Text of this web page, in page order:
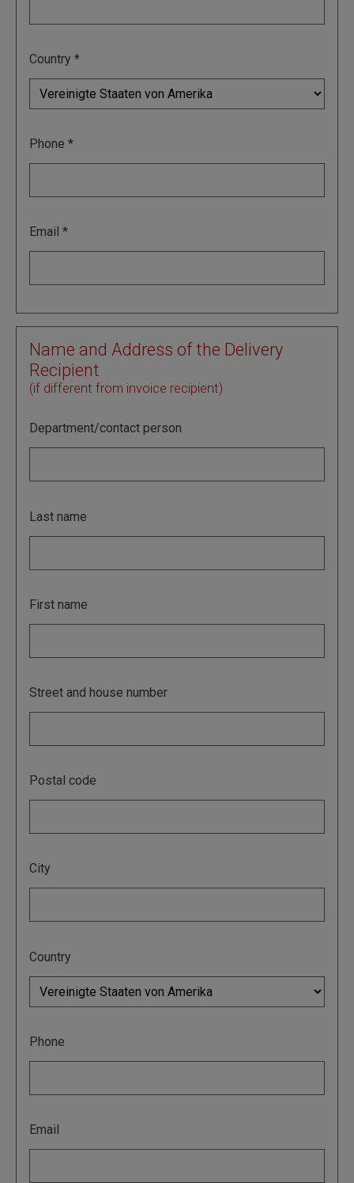
Country
Phone
Email
Name and Address of the Delivery
Recipient
(if different from invoice recipient)
Department/contact person
Last name
First name
Street and house number
Postal code
City
Country
Phone
Email